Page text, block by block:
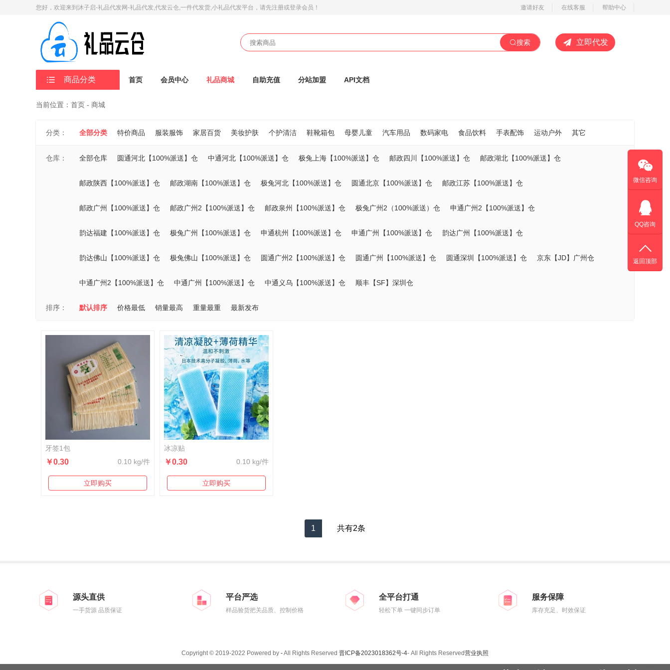
您好，欢迎来到沐子启-礼品代发网-礼品代发,代发云仓,一件代发货,小礼品代发平台 ，请先注册或登录会员！ 邀请好友 在线客服 帮助中心
搜索 立即代发
商品分类 首页 会员中心 礼品商城 自助充值 分站加盟 API文档
当前位置：首页 - 商城
分类： 全部分类 特价商品 服装服饰 家居百货 美妆护肤 个护清洁 鞋靴箱包 母婴儿童 汽车用品 数码家电 食品饮料 手表配饰 运动户外 其它
仓库： 全部仓库 圆通河北【100%派送】仓 中通河北【100%派送】仓 极兔上海【100%派送】仓 邮政四川【100%派送】仓 邮政湖北【100%派送】仓
邮政陕西【100%派送】仓 邮政湖南【100%派送】仓 极兔河北【100%派送】仓 圆通北京【100%派送】仓 邮政江苏【100%派送】仓
邮政广州【100%派送】仓 邮政广州2【100%派送】仓 邮政泉州【100%派送】仓 极兔广州2（100%派送）仓 申通广州2【100%派送】仓
韵达福建【100%派送】仓 极兔广州【100%派送】仓 申通杭州【100%派送】仓 申通广州【100%派送】仓 韵达广州【100%派送】仓
韵达佛山【100%派送】仓 极兔佛山【100%派送】仓 圆通广州2【100%派送】仓 圆通广州【100%派送】仓 圆通深圳【100%派送】仓 京东【JD】广州仓
中通广州2【100%派送】仓 中通广州【100%派送】仓 中通义乌【100%派送】仓 顺丰【SF】深圳仓
排序： 默认排序 价格最低 销量最高 重量最重 最新发布
牙签1包
￥0.30 0.10 kg/件
立即购买
冰凉贴
￥0.30 0.10 kg/件
立即购买
1 共有2条
源头直供
一手货源 品质保证
平台严选
样品验货把关品质、控制价格
全平台打通
轻松下单 一键同步订单
服务保障
库存充足、时效保证
Copyright © 2019-2022 Powered by -All Rights Reserved 晋ICP备2023018362号-4- All Rights Reserved营业执照
微信咨询
QQ咨询
返回顶部